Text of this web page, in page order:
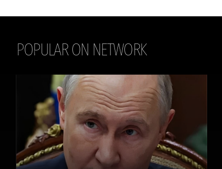
POPULAR ON NETWORK
THE DAILY